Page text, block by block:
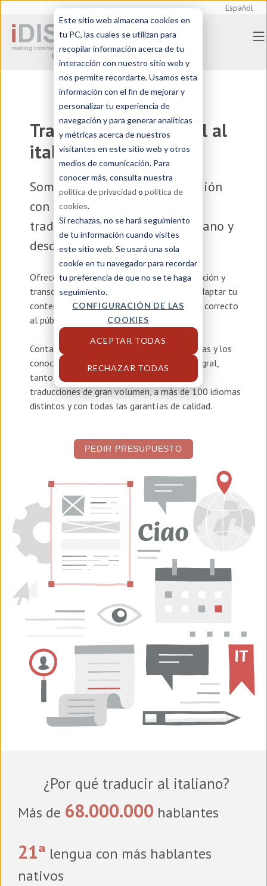
Este sitio web almacena cookies en
tu PC, las cuales se utilizan para
recopilar información acerca de tu
interacción con nuestro sitio web y
nos permite recordarte. Usamos esta
información con el fin de mejorar y
personalizar tu experiencia de
navegación y para generar analíticas
y métricas acerca de nuestros
visitantes en este sitio web y otros
medios de comunicación. Para
conocer más, consulta nuestra
política de privacidad o política de
cookies.
Si rechazas, no se hará seguimiento
de tu información cuando visites
este sitio web. Se usará una sola
cookie en tu navegador para recordar
tu preferencia de que no se te haga
seguimiento.
CONFIGURACIÓN DE LAS
COOKIES
ACEPTAR TODAS
RECHAZAR TODAS
Español
Traducción profesional al
italiano
Somos unaagencia de traducción
con amplia experiencia en la
traducción profesional al italiano y
desde el italiano
Ofrecemos servicios detraducción, localización y
transcreación en italiano
para ayudarte a adaptar tu
contenido y asegurar que llegue el mensaje correcto
al público adecuado.
Contamos con las personas, las herramientas y los
conocimientos para ofrecer un servicio integral,
tanto en traducciones urgentes, como en
traducciones de gran volumen, a más de 100 idiomas
distintos y con todas las garantías de calidad.
PEDIR PRESUPUESTO
¿Por qué traducir al italiano?
Más de 68.000.000 hablantes
21ª lengua con más hablantes
nativos